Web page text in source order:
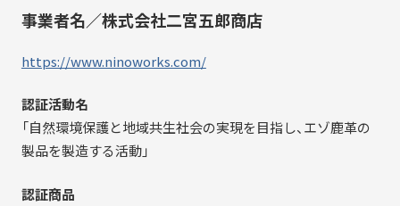
事業者名／株式会社二宮五郎商店
https://www.ninoworks.com/
認証活動名
「自然環境保護と地域共生社会の実現を目指し、エゾ鹿革の
製品を製造する活動」
認証商品